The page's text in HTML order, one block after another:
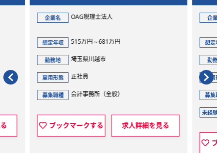
企業名 OAG税理士法人
想定年収 515万円～681万円
勤務地 埼玉県川越市
雇用形態 正社員
募集職種 会計事務所（全般）
ブックマークする 求人詳細を見る
企
想定
勤
雇用
募集
未経